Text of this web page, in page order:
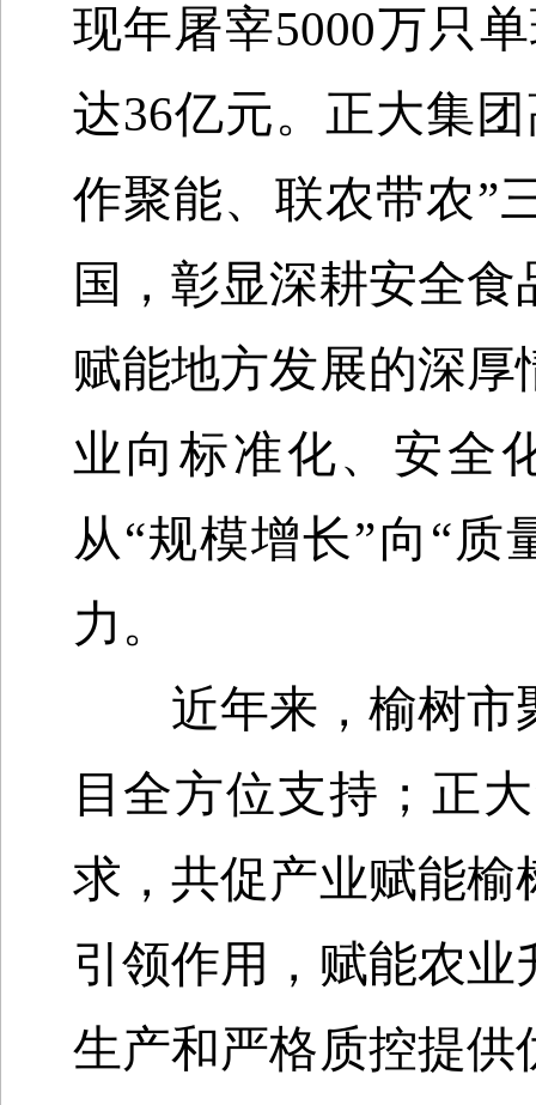
现年屠宰5000万只
达36亿元。正大集
作聚能、联农带农”
国，彰显深耕安全
赋能地方发展的深
业向标准化、安全
从“规模增长”向“
力。
近年来，榆树市
目全方位支持；正
求，共促产业赋能
引领作用，赋能农
生产和严格质控提